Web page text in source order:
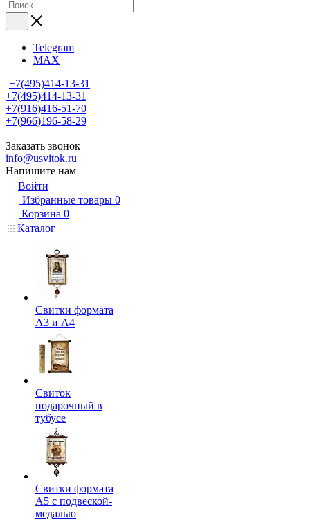
Telegram
MAX
+7(495)414-13-31
+7(495)414-13-31
+7(916)416-51-70
+7(966)196-58-29
Заказать звонок
info@usvitok.ru
Напишите нам
Войти
Избранные товары 0
Корзина 0
Каталог
Свитки формата
А3 и А4
Свиток
подарочный в
тубусе
Свитки формата
А5 с подвеской-
медалью